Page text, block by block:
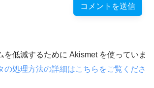
を低減するために Akismet を使っていま
の処理方法の詳細はこちらをご覧くださ